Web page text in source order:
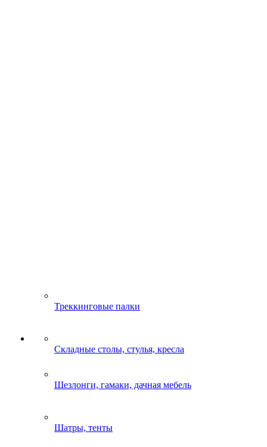
Треккинговые палки
Складные столы, стулья, кресла
Шезлонги, гамаки, дачная мебель
Шатры, тенты